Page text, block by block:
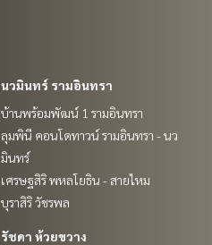
นวมินทร์ รามอินทรา
บ้านพร้อมพัฒน์ 1 รามอินทรา
ลุมพินี คอนโดทาวน์ รามอินทรา - นว
มินทร์
เศรษฐสิริ พหลโยธิน - สายไหม
บุราสิริ วัชรพล
รัชดา ห้วยขวาง